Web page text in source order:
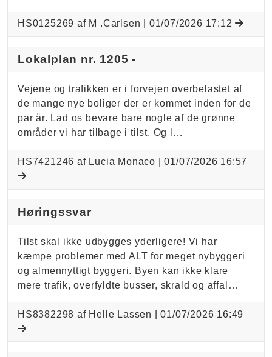
HS0125269 af M .Carlsen | 01/07/2026 17:12
Lokalplan nr. 1205 -
Vejene og trafikken er i forvejen overbelastet af
de mange nye boliger der er kommet inden for de
par år. Lad os bevare bare nogle af de grønne
områder vi har tilbage i tilst. Og l…
HS7421246 af Lucia Monaco |01/07/2026 16:57
Høringssvar
Tilst skal ikke udbygges yderligere! Vi har
kæmpe problemer med ALT for meget nybyggeri
og almennyttigt byggeri. Byen kan ikke klare
mere trafik, overfyldte busser, skrald og affal…
HS8382298 af Helle Lassen |01/07/2026 16:49